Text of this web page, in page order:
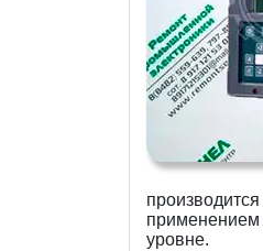
применением
уровне.